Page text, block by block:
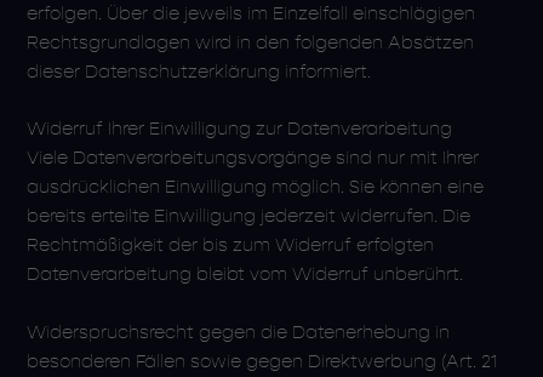
erfolgen. Über die jeweils im Einzelfall einschlägigen
Rechtsgrundlagen wird in den folgenden Absätzen
dieser Datenschutzerklärung informiert.
Widerruf Ihrer Einwilligung zur Datenverarbeitung
Viele Datenverarbeitungsvorgänge sind nur mit Ihrer
ausdrücklichen Einwilligung möglich. Sie können eine
bereits erteilte Einwilligung jederzeit widerrufen. Die
Rechtmäßigkeit der bis zum Widerruf erfolgten
Datenverarbeitung bleibt vom Widerruf unberührt.
Widerspruchsrecht gegen die Datenerhebung in
besonderen Fällen sowie gegen Direktwerbung (Art. 21